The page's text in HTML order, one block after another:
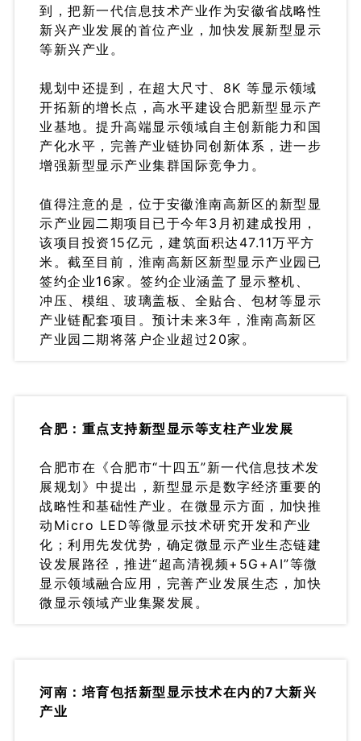
到，把新一代信息技术产业作为安徽省战略性
新兴产业发展的首位产业，加快发展新型显示
等新兴产业。
规划中还提到，在超大尺寸、8K 等显示领域
开拓新的增长点，高水平建设合肥新型显示产
业基地。提升高端显示领域自主创新能力和国
产化水平，完善产业链协同创新体系，进一步
增强新型显示产业集群国际竞争力。
值得注意的是，位于安徽淮南高新区的新型显
示产业园二期项目已于今年3月初建成投用，
该项目投资15亿元，建筑面积达47.11万平方
米。截至目前，淮南高新区新型显示产业园已
签约企业16家。签约企业涵盖了显示整机、
冲压、模组、玻璃盖板、全贴合、包材等显示
产业链配套项目。预计未来3年，淮南高新区
产业园二期将落户企业超过20家。
合肥：重点支持新型显示等支柱产业发展
合肥市在《合肥市“十四五”新一代信息技术发
展规划》中提出，新型显示是数字经济重要的
战略性和基础性产业。在微显示方面，加快推
动Micro LED等微显示技术研究开发和产业
化；利用先发优势，确定微显示产业生态链建
设发展路径，推进“超高清视频+5G+AI”等微
显示领域融合应用，完善产业发展生态，加快
微显示领域产业集聚发展。
河南：培育包括新型显示技术在内的7大新兴
产业